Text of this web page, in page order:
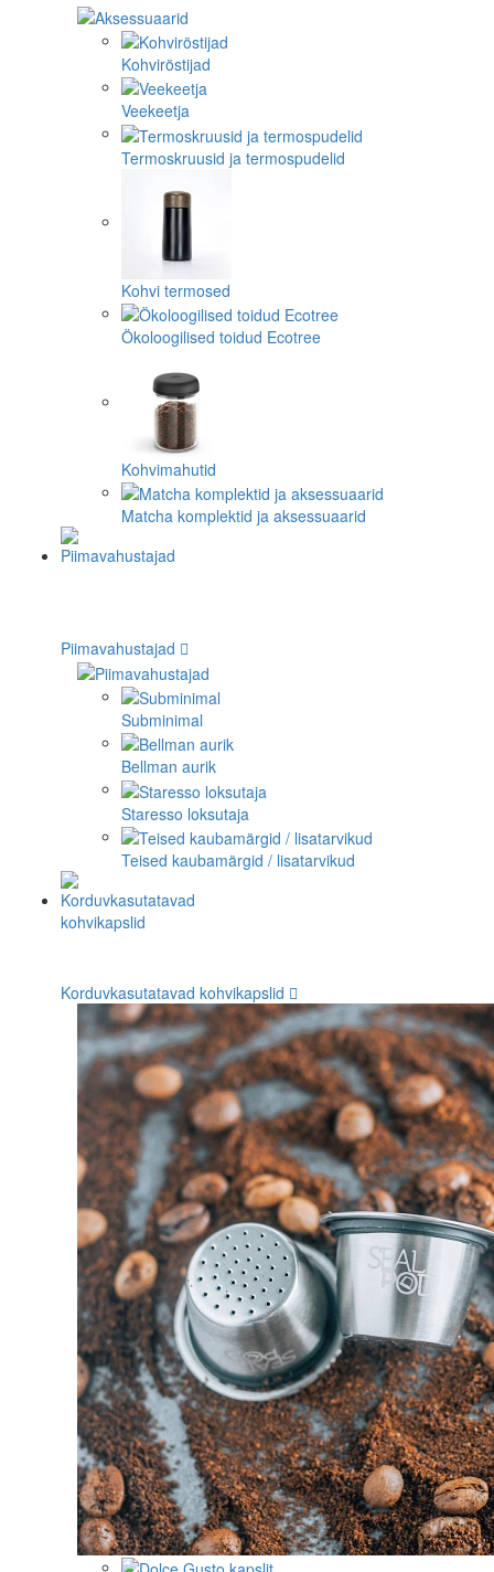
Kohviröstijad
Veekeetja
Termoskruusid ja termospudelid
Kohvi termosed
Ökoloogilised toidud Ecotree
Kohvimahutid
Matcha komplektid ja aksessuaarid
Piimavahustajad
Subminimal
Bellman aurik
Staresso loksutaja
Teised kaubamärgid / lisatarvikud
Korduvkasutatavad kohvikapslid